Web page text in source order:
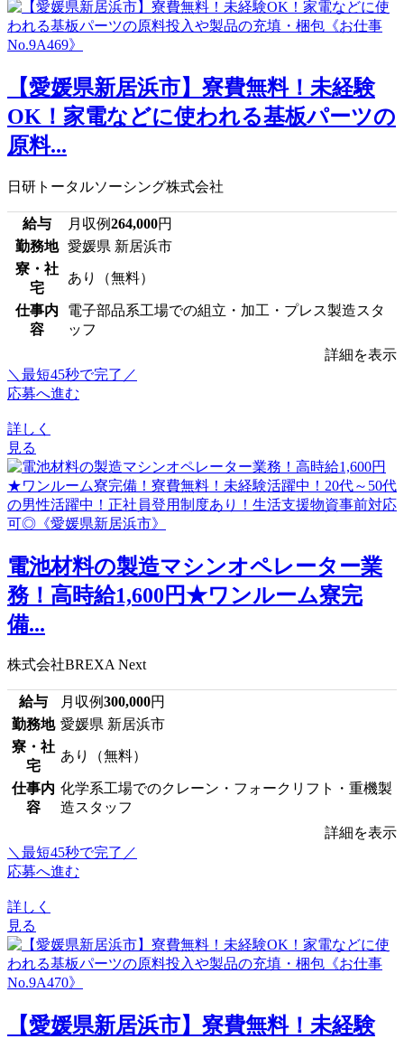
【愛媛県新居浜市】寮費無料！未経験
OK！家電などに使われる基板パーツの
原料...
日研トータルソーシング株式会社
給与 月収例264,000円
勤務地 愛媛県 新居浜市
寮・社
宅
あり（無料）
仕事内
容
電子部品系工場での組立・加工・プレス製造スタ
ッフ
詳細を表示
＼最短45秒で完了／
応募へ進む
詳しく
見る
電池材料の製造マシンオペレーター業
務！高時給1,600円★ワンルーム寮完
備...
株式会社BREXA Next
給与 月収例300,000円
勤務地 愛媛県 新居浜市
寮・社
宅
あり（無料）
仕事内
容
化学系工場でのクレーン・フォークリフト・重機製
造スタッフ
詳細を表示
＼最短45秒で完了／
応募へ進む
詳しく
見る
【愛媛県新居浜市】寮費無料！未経験